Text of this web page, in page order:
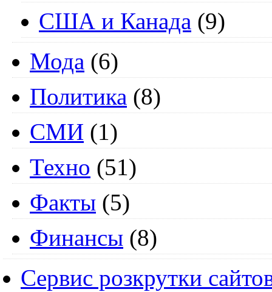
США и Канада (9)
Мода (6)
Политика (8)
СМИ (1)
Техно (51)
Факты (5)
Финансы (8)
Сервис розкрутки